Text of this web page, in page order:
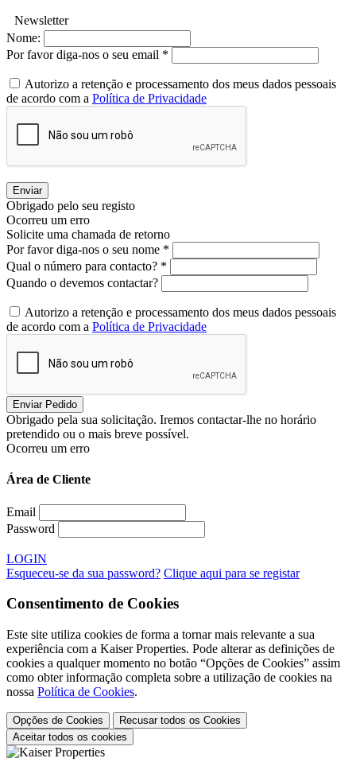
Newsletter
Nome:
Por favor diga-nos o seu email *
Autorizo a retenção e processamento dos meus dados pessoais
de acordo com a Política de Privacidade
Enviar
Obrigado pelo seu registo
Ocorreu um erro
Solicite uma chamada de retorno
Por favor diga-nos o seu nome *
Qual o número para contacto? *
Quando o devemos contactar?
Autorizo a retenção e processamento dos meus dados pessoais
de acordo com a Política de Privacidade
Obrigado pela sua solicitação. Iremos contactar-lhe no horário
pretendido ou o mais breve possível.
Ocorreu um erro
Área de Cliente
Email
Password
LOGIN
Esqueceu-se da sua password? Clique aqui para se registar
Consentimento de Cookies
Este site utiliza cookies de forma a tornar mais relevante a sua
experiência com a Kaiser Properties. Pode alterar as definições de
cookies a qualquer momento no botão “Opções de Cookies” assim
como obter informação completa sobre a utilização de cookies na
nossa Política de Cookies.
Opções de Cookies
Recusar todos os Cookies
Aceitar todos os cookies